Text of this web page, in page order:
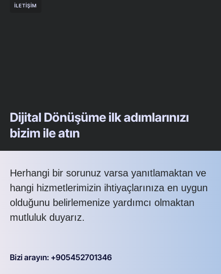
İLETIŞIM
Dijital Dönüşüme ilk adımlarınızı
bizim ile atın
Herhangi bir sorunuz varsa yanıtlamaktan ve
hangi hizmetlerimizin ihtiyaçlarınıza en uygun
olduğunu belirlemenize yardımcı olmaktan
mutluluk duyarız.
Bizi arayın: +905452701346